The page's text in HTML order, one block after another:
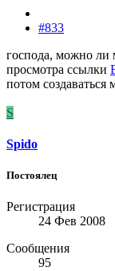
#833
господа, можно ли
просмотра ссылки
потом создаваться
S
Spido
Постоялец
Регистрация
24 Фев 2008
Сообщения
95